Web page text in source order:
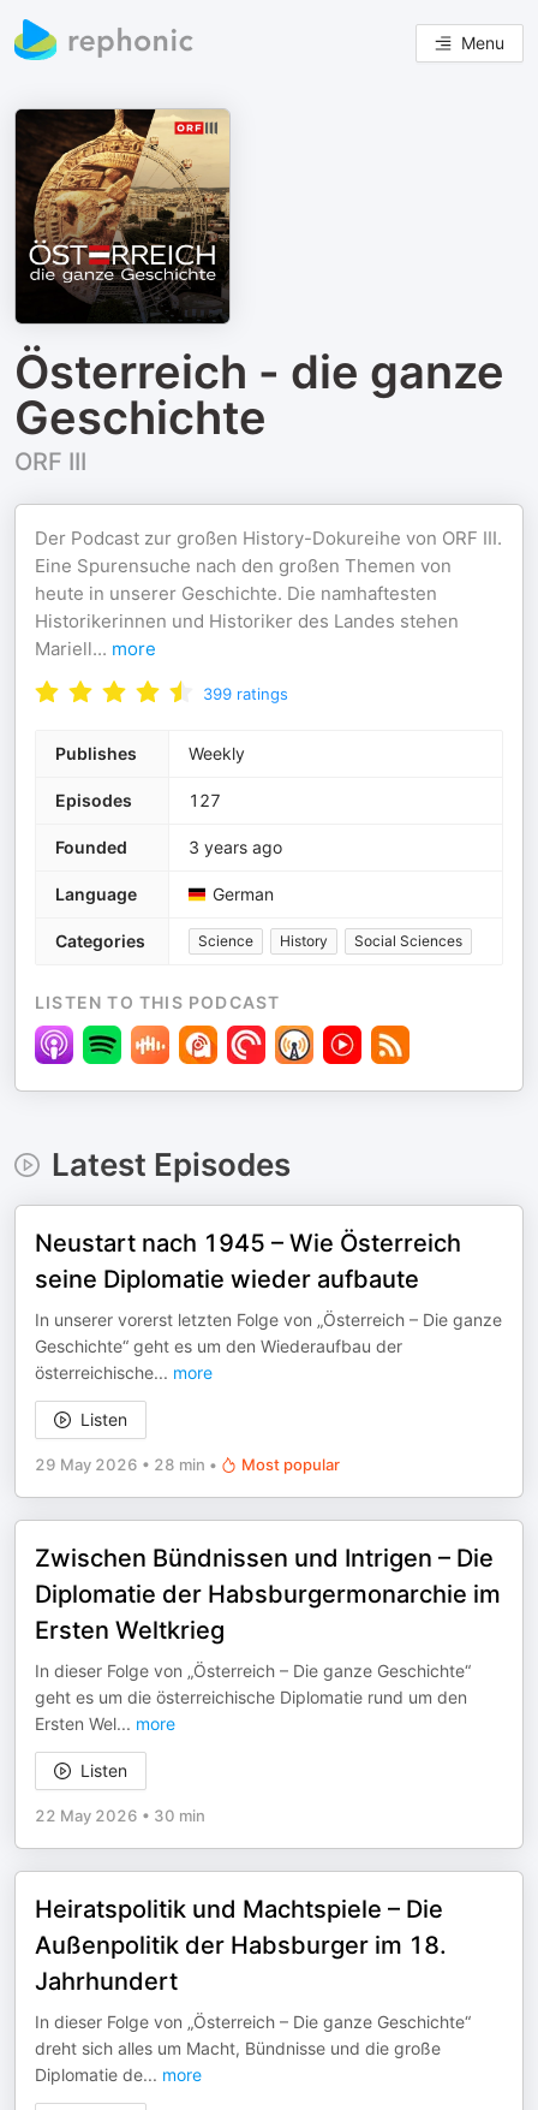
Menu
Österreich - die ganze
Geschichte
ORF III
Der Podcast zur großen History-Dokureihe von ORF III.
Eine Spurensuche nach den großen Themen von
heute in unserer Geschichte. Die namhaftesten
Historikerinnen und Historiker des Landes stehen
Mariell... more
399 ratings
Publishes Weekly
Episodes 127
Founded 3 years ago
Language German
Categories Science History Social Sciences
LISTEN TO THIS PODCAST
Latest Episodes
Neustart nach 1945 – Wie Österreich
seine Diplomatie wieder aufbaute
In unserer vorerst letzten Folge von „Österreich – Die ganze
Geschichte“ geht es um den Wiederaufbau der
österreichische... more
Listen
29 May 2026 • 28 min • Most popular
Zwischen Bündnissen und Intrigen – Die
Diplomatie der Habsburgermonarchie im
Ersten Weltkrieg
In dieser Folge von „Österreich – Die ganze Geschichte“
geht es um die österreichische Diplomatie rund um den
Ersten Wel... more
Listen
22 May 2026 • 30 min
Heiratspolitik und Machtspiele – Die
Außenpolitik der Habsburger im 18.
Jahrhundert
In dieser Folge von „Österreich – Die ganze Geschichte“
dreht sich alles um Macht, Bündnisse und die große
Diplomatie de... more